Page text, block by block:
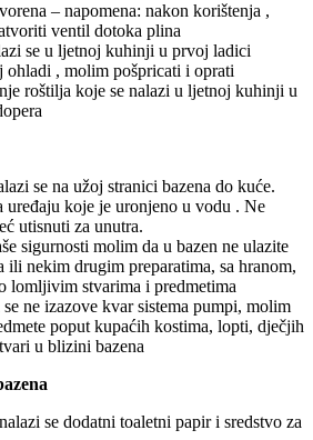
– napomena: nakon korištenja ,
ventil dotoka plina
se u ljetnoj kuhinji u prvoj ladici
ohladi , molim pošpricati i oprati
roštilja koje se nalazi u ljetnoj kuhinji u
se na užoj stranici bazena do kuće.
uređaju koje je uronjeno u vodu . Ne
utisnuti za unutra.
sigurnosti molim da u bazen ne ulazite
ili nekim drugim preparatima, sa hranom,
lomljivim stvarima i predmetima
ne izazove kvar sistema pumpi, molim
poput kupaćih kostima, lopti, dječjih
u blizini bazena
se dodatni toaletni papir i sredstvo za